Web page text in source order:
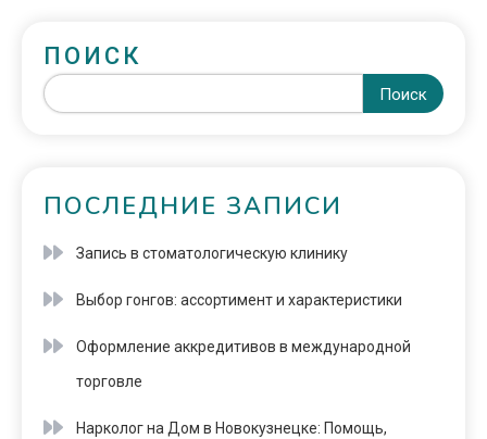
ПОИСК
Поиск
ПОСЛЕДНИЕ ЗАПИСИ
Запись в стоматологическую клинику
Выбор гонгов: ассортимент и характеристики
Оформление аккредитивов в международной
торговле
Нарколог на Дом в Новокузнецке: Помощь,